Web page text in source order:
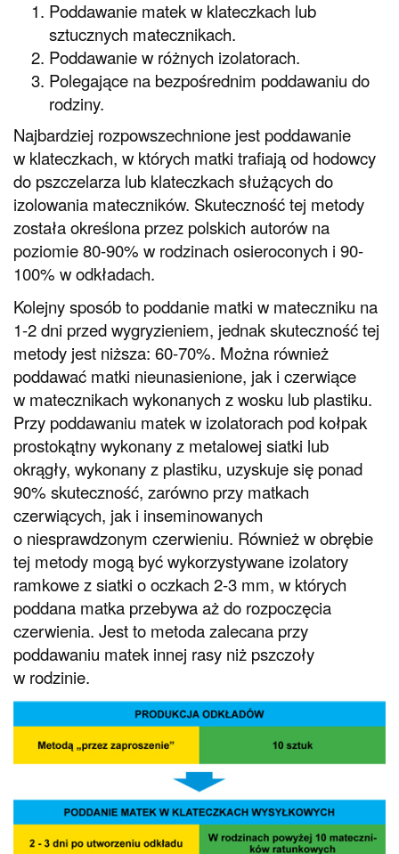
Poddawanie matek w klateczkach lub
sztucznych matecznikach.
Poddawanie w różnych izolatorach.
Polegające na bezpośrednim poddawaniu do
rodziny.
Najbardziej rozpowszechnione jest poddawanie
w klateczkach, w których matki trafiają od hodowcy
do pszczelarza lub klateczkach służących do
izolowania mateczników. Skuteczność tej metody
została określona przez polskich autorów na
poziomie 80-90% w rodzinach osieroconych i 90-
100% w odkładach.
Kolejny sposób to poddanie matki w mateczniku na
1-2 dni przed wygryzieniem, jednak skuteczność tej
metody jest niższa: 60-70%. Można również
poddawać matki nieunasienione, jak i czerwiące
w matecznikach wykonanych z wosku lub plastiku.
Przy poddawaniu matek w izolatorach pod kołpak
prostokątny wykonany z metalowej siatki lub
okrągły, wykonany z plastiku, uzyskuje się ponad
90% skuteczność, zarówno przy matkach
czerwiących, jak i inseminowanych
o niesprawdzonym czerwieniu. Również w obrębie
tej metody mogą być wykorzystywane izolatory
ramkowe z siatki o oczkach 2-3 mm, w których
poddana matka przebywa aż do rozpoczęcia
czerwienia. Jest to metoda zalecana przy
poddawaniu matek innej rasy niż pszczoły
w rodzinie.